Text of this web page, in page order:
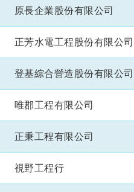
原長企業股份有限公司
正芳水電工程股份有限公司
登基綜合營造股份有限公司
唯郡工程有限公司
正秉工程有限公司
視野工程行